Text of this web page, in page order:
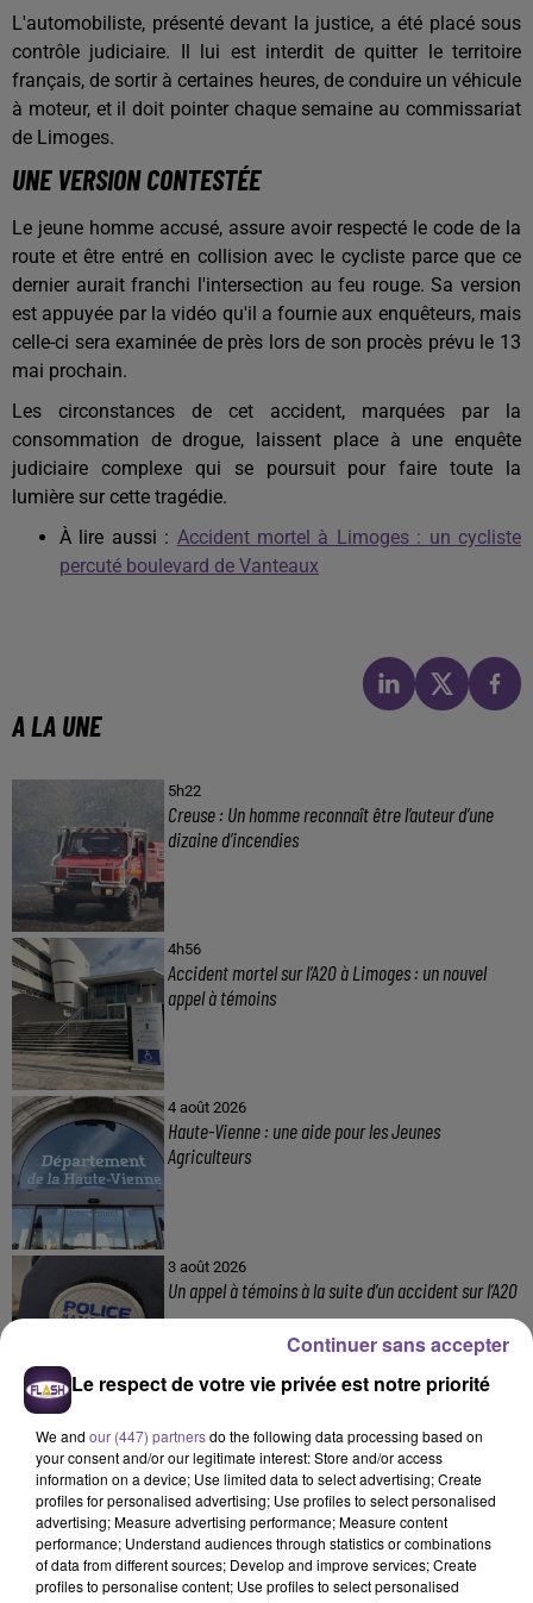
L'automobiliste, présenté devant la justice, a été placé sous
contrôle judiciaire. Il lui est interdit de quitter le territoire
français, de sortir à certaines heures, de conduire un véhicule
à moteur, et il doit pointer chaque semaine au commissariat
de Limoges.
UNE VERSION CONTESTÉE
Le jeune homme accusé, assure avoir respecté le code de la
route et être entré en collision avec le cycliste parce que ce
dernier aurait franchi l'intersection au feu rouge. Sa version
est appuyée par la vidéo qu'il a fournie aux enquêteurs, mais
celle-ci sera examinée de près lors de son procès prévu le 13
mai prochain.
Les circonstances de cet accident, marquées par la
consommation de drogue, laissent place à une enquête
judiciaire complexe qui se poursuit pour faire toute la
lumière sur cette tragédie.
À lire aussi : Accident mortel à Limoges : un cycliste
percuté boulevard de Vanteaux
A LA UNE
5h22
Creuse : Un homme reconnaît être l’auteur d’une
dizaine d’incendies
4h56
Accident mortel sur l’A20 à Limoges : un nouvel
appel à témoins
4 août 2026
Haute-Vienne : une aide pour les Jeunes
Agriculteurs
3 août 2026
Un appel à témoins à la suite d’un accident sur l’A20
DERNIERS TITRES
Le respect de votre vie privée est notre priorité
We and our (447) partnersdo the following data processing based on
your consent and/or our legitimate interest: Store and/or access
information on a device; Use limited data to select advertising; Create
profiles for personalised advertising; Use profiles to select personalised
advertising; Measure advertising performance; Measure content
performance; Understand audiences through statistics or combinations
of data from different sources; Develop and improve services; Create
profiles to personalise content; Use profiles to select personalised
Continuer sans accepter